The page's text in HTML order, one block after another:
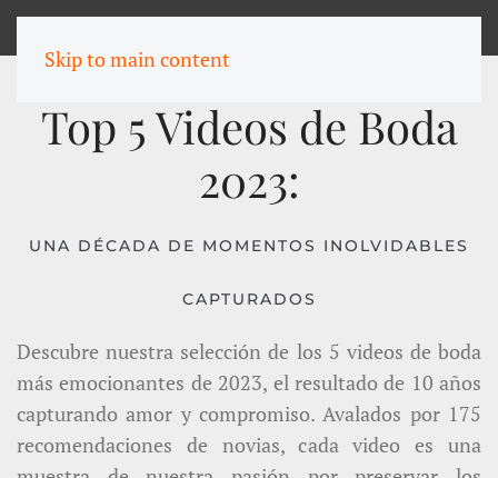
Skip to main content
Top 5 Videos de Boda
2023:
UNA DÉCADA DE MOMENTOS INOLVIDABLES
CAPTURADOS
Descubre nuestra selección de los 5 videos de boda
más emocionantes de 2023, el resultado de 10 años
capturando amor y compromiso. Avalados por 175
recomendaciones de novias, cada video es una